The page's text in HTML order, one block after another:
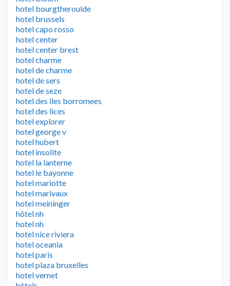
hotel bourgtheroulde
hotel brussels
hotel capo rosso
hotel center
hotel center brest
hotel charme
hotel de charme
hotel de sers
hotel de seze
hotel des iles borromees
hotel des lices
hotel explorer
hotel george v
hotel hubert
hotel insolite
hotel la lanterne
hotel le bayonne
hotel mariotte
hotel marivaux
hotel meininger
hôtel nh
hotel nh
hotel nice riviera
hotel oceania
hotel paris
hotel plaza bruxelles
hotel vernet